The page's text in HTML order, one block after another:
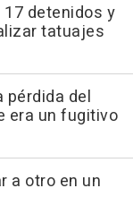
17 detenidos y
tatuajes
pérdida del
era un fugitivo
a otro en un